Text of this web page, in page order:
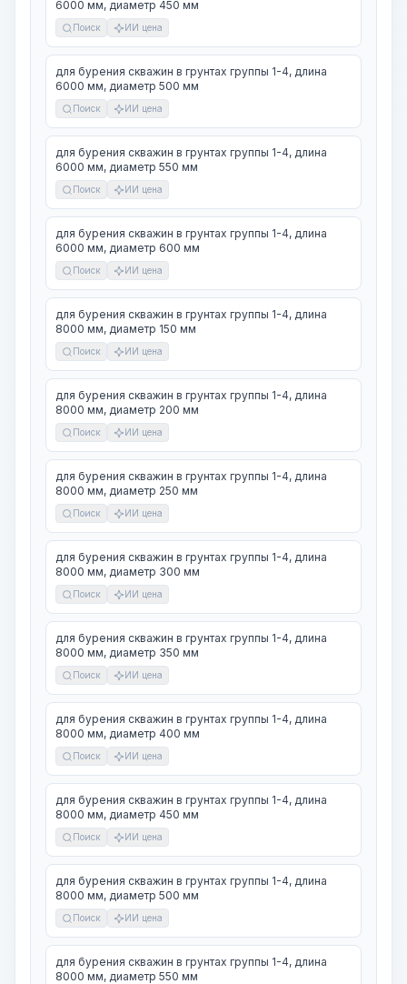
6000 мм, диаметр 450 мм
Поиск ИИ цена
для бурения скважин в грунтах группы 1-4, длина
6000 мм, диаметр 500 мм
Поиск ИИ цена
для бурения скважин в грунтах группы 1-4, длина
6000 мм, диаметр 550 мм
Поиск ИИ цена
для бурения скважин в грунтах группы 1-4, длина
6000 мм, диаметр 600 мм
Поиск ИИ цена
для бурения скважин в грунтах группы 1-4, длина
8000 мм, диаметр 150 мм
Поиск ИИ цена
для бурения скважин в грунтах группы 1-4, длина
8000 мм, диаметр 200 мм
Поиск ИИ цена
для бурения скважин в грунтах группы 1-4, длина
8000 мм, диаметр 250 мм
Поиск ИИ цена
для бурения скважин в грунтах группы 1-4, длина
8000 мм, диаметр 300 мм
Поиск ИИ цена
для бурения скважин в грунтах группы 1-4, длина
8000 мм, диаметр 350 мм
Поиск ИИ цена
для бурения скважин в грунтах группы 1-4, длина
8000 мм, диаметр 400 мм
Поиск ИИ цена
для бурения скважин в грунтах группы 1-4, длина
8000 мм, диаметр 450 мм
Поиск ИИ цена
для бурения скважин в грунтах группы 1-4, длина
8000 мм, диаметр 500 мм
Поиск ИИ цена
для бурения скважин в грунтах группы 1-4, длина
8000 мм, диаметр 550 мм